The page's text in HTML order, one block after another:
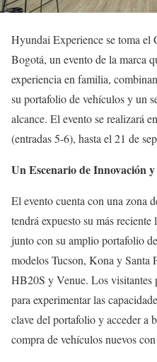
Hyundai Experience se toma
Bogotá, un evento de la marca
experiencia en familia,
su portafolio de vehículos y un
alcance. El evento se realizará
(entradas 5-6), hasta el 21 de
Un Escenario de Innovación
El evento cuenta con una zona
tendrá expuesto su más
junto con su amplio portafolio
modelos Tucson, Kona y Santa
HB20S y Venue. Los visitantes
para experimentar las
clave del portafolio y acceder a
compra de vehículos nuevos con